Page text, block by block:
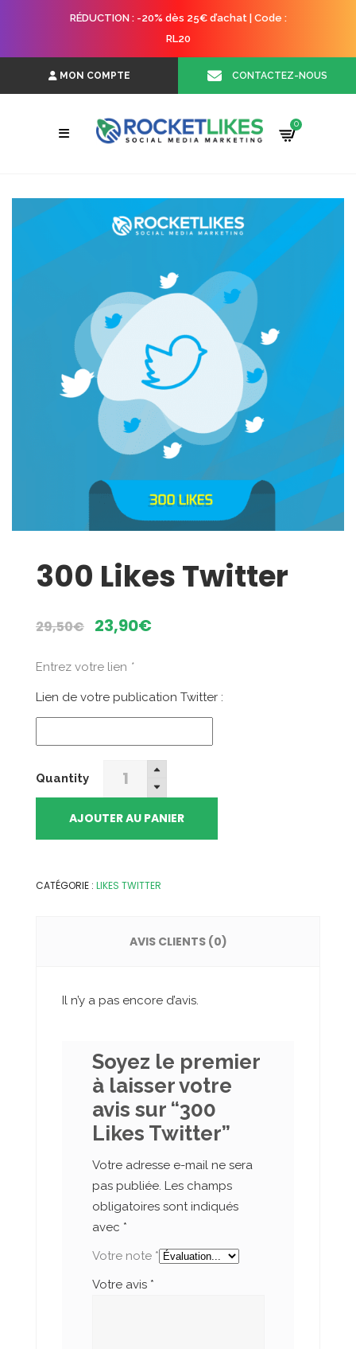
RÉDUCTION : -20% dès 25€ d’achat | Code :
RL20
MON COMPTE CONTACTEZ-NOUS
0
300 Likes Twitter
29,50€
Le
initial
était :
29,50€.
23,90€
est :
23,90€.
Entrez votre lien *
Lien de votre publication Twitter :
Quantity
Twitter
AJOUTER AU PANIER
CATÉGORIE : LIKES TWITTER
AVIS CLIENTS (0)
Il n’y a pas encore d’avis.
Soyez le premier
à laisser votre
avis sur “300
Likes Twitter”
Votre adresse e-mail ne sera
pas publiée. Les champs
obligatoires sont indiqués
avec *
Votre note *
Votre avis *